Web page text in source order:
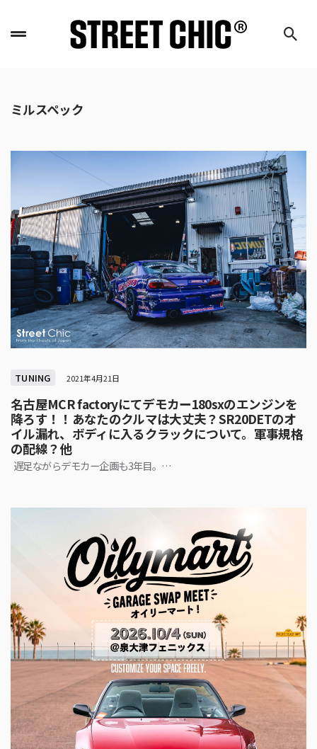
ミルスペック
TUNING 2021年4月21日
名古屋MCR factoryにてデモカー180sxのエンジンを
降ろす！！あなたのクルマは大丈夫？SR20DETのオ
イル漏れ、ボディに入るクラックについて。軍事規格
の配線？他
遅足ながらデモカー企画も3年目。…